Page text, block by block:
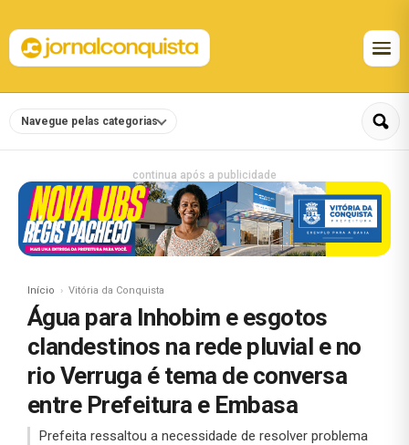
Navegue pelas categorias
continua após a publicidade
Início Vitória da Conquista
Água para Inhobim e esgotos
clandestinos na rede pluvial e no
rio Verruga é tema de conversa
entre Prefeitura e Embasa
Prefeita ressaltou a necessidade de resolver problema